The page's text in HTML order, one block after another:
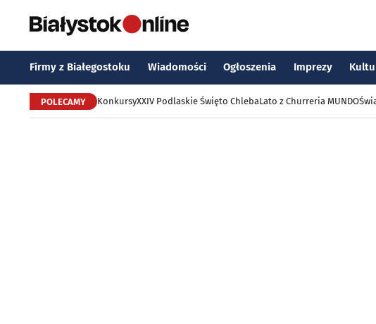
Firmy z Białegostoku Wiadomości Ogłoszenia Imprezy
POLECAMY KonkursyXXIV Podlaskie Święto ChlebaLato z Churreria MUNDO